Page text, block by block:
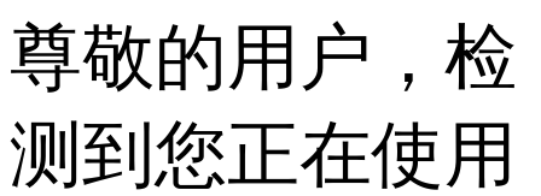
尊敬的用户，检
测到您正在使用